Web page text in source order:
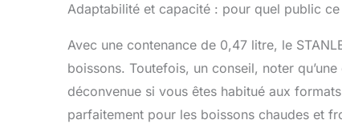
Adaptabilité et capacité : pour quel public
Avec une contenance de 0,47 litre, le
boissons. Toutefois, un conseil, noter
déconvenue si vous êtes habitué aux
parfaitement pour les boissons chaudes et